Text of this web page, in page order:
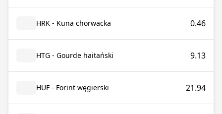
HRK - Kuna chorwacka 0.46
HTG - Gourde haitański 9.13
HUF - Forint węgierski 21.94